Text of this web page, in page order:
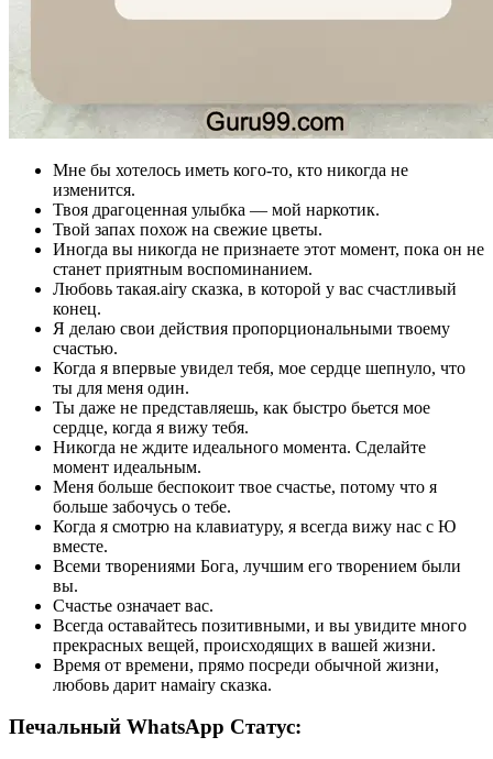
Мне бы хотелось иметь кого-то, кто никогда не
изменится.
Твоя драгоценная улыбка — мой наркотик.
Твой запах похож на свежие цветы.
Иногда вы никогда не признаете этот момент, пока он не
станет приятным воспоминанием.
Любовь такая.airy сказка, в которой у вас счастливый
конец.
Я делаю свои действия пропорциональными твоему
счастью.
Когда я впервые увидел тебя, мое сердце шепнуло, что
ты для меня один.
Ты даже не представляешь, как быстро бьется мое
сердце, когда я вижу тебя.
Никогда не ждите идеального момента. Сделайте
момент идеальным.
Меня больше беспокоит твое счастье, потому что я
больше забочусь о тебе.
Когда я смотрю на клавиатуру, я всегда вижу нас с Ю
вместе.
Всеми творениями Бога, лучшим его творением были
вы.
Счастье означает вас.
Всегда оставайтесь позитивными, и вы увидите много
прекрасных вещей, происходящих в вашей жизни.
Время от времени, прямо посреди обычной жизни,
любовь дарит намairy сказка.
Печальный WhatsApp Статус: